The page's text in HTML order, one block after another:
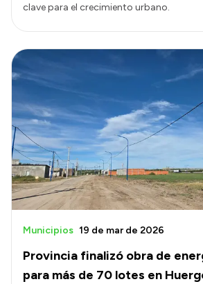
clave para el crecimiento urbano.
Provincia finalizó obra de
para más de 70 lotes en
Municipios 19 de mar de 2026